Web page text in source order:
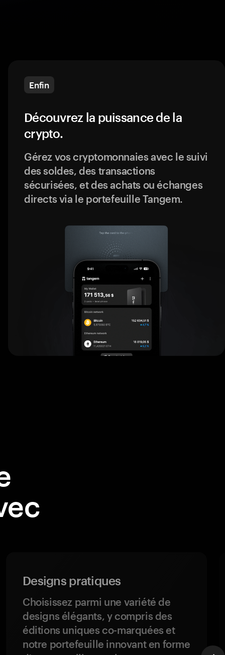
Enfin
Découvrez la puissance de la
crypto.
Gérez vos cryptomonnaies avec le suivi
des soldes, des transactions
sécurisées, et des achats ou échanges
directs via le portefeuille Tangem.
Designs pratiques
Choisissez parmi une variété de
designs élégants, y compris des
éditions uniques co-marquées et
notre portefeuille innovant en forme